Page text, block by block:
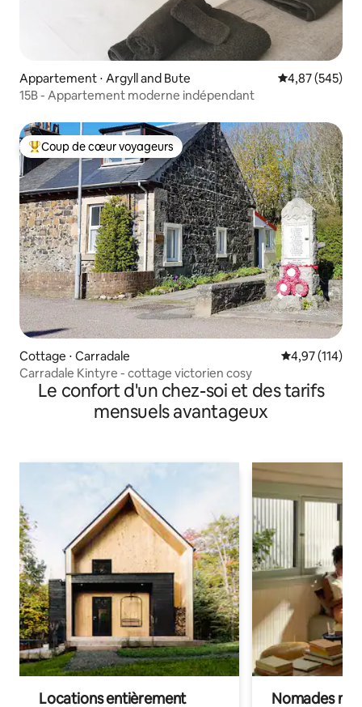
Appartement ⋅ Argyll and Bute Évaluation
4,87 (545)
15B - Appartement moderne indépendant
Coups de cœur voyageurs les plus appréciés
Coup de cœur voyageurs
Cottage ⋅ Carradale Évaluation
4,97 (114)
Carradale Kintyre - cottage victorien cosy
Le confort d'un chez-soi et des tarifs
mensuels avantageux
Locations entièrement Nomades